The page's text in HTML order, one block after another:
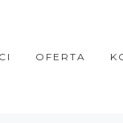
OFERTA